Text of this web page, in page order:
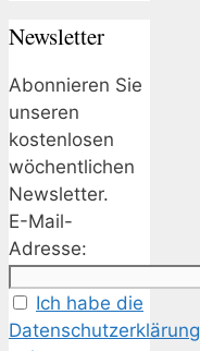
Newsletter
Abonnieren Sie
unseren
kostenlosen
wöchentlichen
Newsletter.
E-Mail-
Adresse:
Ich habe die
Datenschutzerklärung